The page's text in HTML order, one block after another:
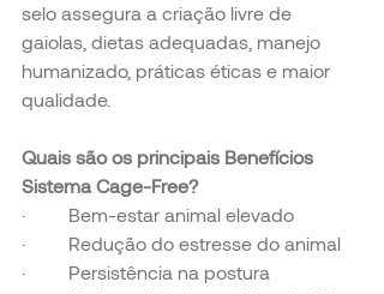
selo assegura a criação livre de
gaiolas, dietas adequadas, manejo
humanizado, práticas éticas e maior
qualidade.
Quais são os principais Benefícios
Sistema Cage-Free?
· Bem-estar animal elevado
· Redução do estresse do animal
· Persistência na postura